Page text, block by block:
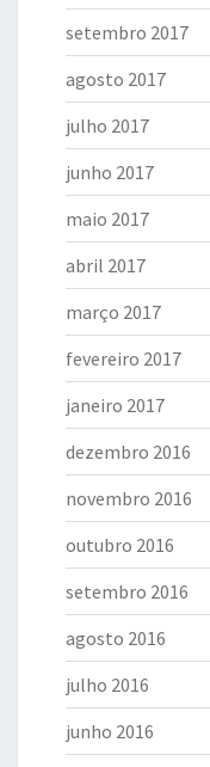
setembro 2017
agosto 2017
julho 2017
junho 2017
maio 2017
abril 2017
março 2017
fevereiro 2017
janeiro 2017
dezembro 2016
novembro 2016
outubro 2016
setembro 2016
agosto 2016
julho 2016
junho 2016